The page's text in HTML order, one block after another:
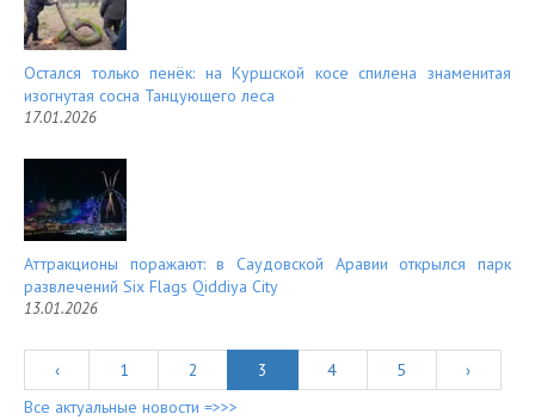
Остался только пенёк: на Куршской косе спилена знаменитая
изогнутая сосна Танцующего леса
17.01.2026
Аттракционы поражают: в Саудовской Аравии открылся парк
развлечений Six Flags Qiddiya City
13.01.2026
‹ 1 2 3 4 5
›
Все актуальные новости =>>>